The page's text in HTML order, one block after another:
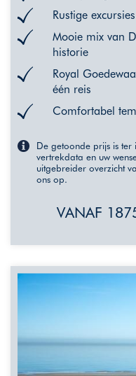
Rustige
Mooie mix van
historie
Royal
één reis
Comfortabel
De getoonde prijs is
vertrekdata en uw
uitgebreider overzicht
ons op.
VANAF